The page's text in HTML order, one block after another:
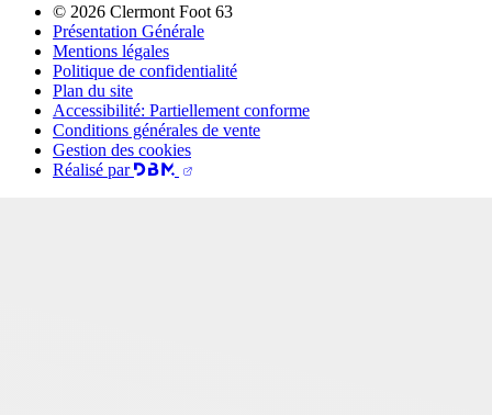
© 2026 Clermont Foot 63
Présentation Générale
Mentions légales
Politique de confidentialité
Plan du site
Accessibilité: Partiellement conforme
Conditions générales de vente
Gestion des cookies
Réalisé par